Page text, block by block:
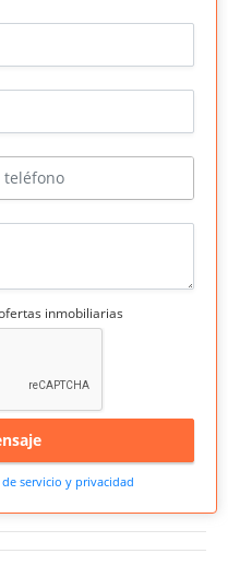
inmobiliarias
servicio y privacidad